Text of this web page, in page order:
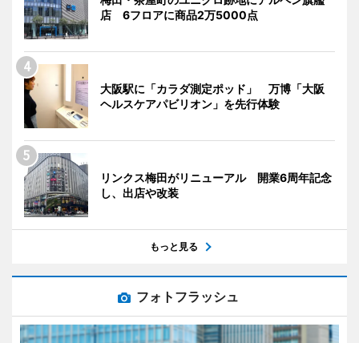
店 6フロアに商品2万5000点
大阪駅に「カラダ測定ポッド」 万博「大阪
ヘルスケアパビリオン」を先行体験
リンクス梅田がリニューアル 開業6周年記念
し、出店や改装
もっと見る
フォトフラッシュ